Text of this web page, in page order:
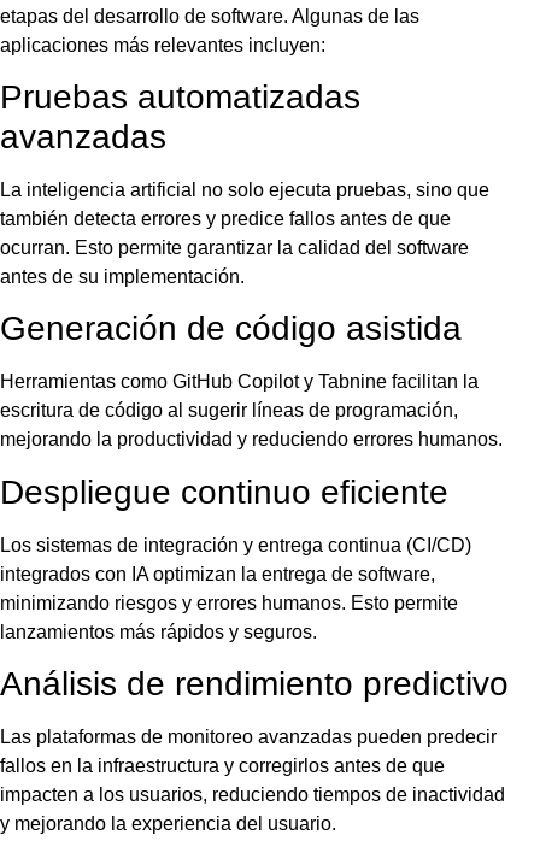
etapas del desarrollo de software. Algunas de las
aplicaciones más relevantes incluyen:
Pruebas automatizadas
avanzadas
La inteligencia artificial no solo ejecuta pruebas, sino que
también detecta errores y predice fallos antes de que
ocurran. Esto permite garantizar la calidad del software
antes de su implementación.
Generación de código asistida
Herramientas como GitHub Copilot y Tabnine facilitan la
escritura de código al sugerir líneas de programación,
mejorando la productividad y reduciendo errores humanos.
Despliegue continuo eficiente
Los sistemas de integración y entrega continua (CI/CD)
integrados con IA optimizan la entrega de software,
minimizando riesgos y errores humanos. Esto permite
lanzamientos más rápidos y seguros.
Análisis de rendimiento predictivo
Las plataformas de monitoreo avanzadas pueden predecir
fallos en la infraestructura y corregirlos antes de que
impacten a los usuarios, reduciendo tiempos de inactividad
y mejorando la experiencia del usuario.